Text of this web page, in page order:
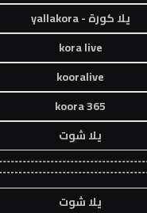
يلا كورة - yallakora
kora live
kooralive
koora 365
يلا شوت
يلا شوت